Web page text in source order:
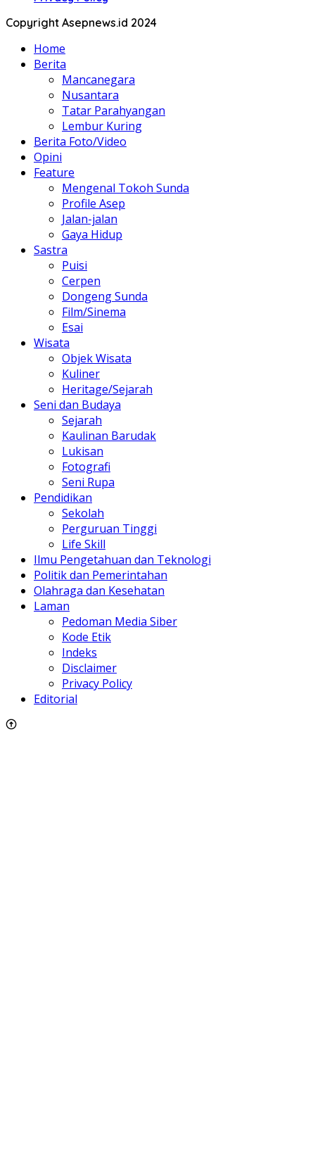
Copyright Asepnews.id 2024
Home
Berita
Mancanegara
Nusantara
Tatar Parahyangan
Lembur Kuring
Berita Foto/Video
Opini
Feature
Mengenal Tokoh Sunda
Profile Asep
Jalan-jalan
Gaya Hidup
Sastra
Puisi
Cerpen
Dongeng Sunda
Film/Sinema
Esai
Wisata
Objek Wisata
Kuliner
Heritage/Sejarah
Seni dan Budaya
Sejarah
Kaulinan Barudak
Lukisan
Fotografi
Seni Rupa
Pendidikan
Sekolah
Perguruan Tinggi
Life Skill
Ilmu Pengetahuan dan Teknologi
Politik dan Pemerintahan
Olahraga dan Kesehatan
Laman
Pedoman Media Siber
Kode Etik
Indeks
Disclaimer
Privacy Policy
Editorial